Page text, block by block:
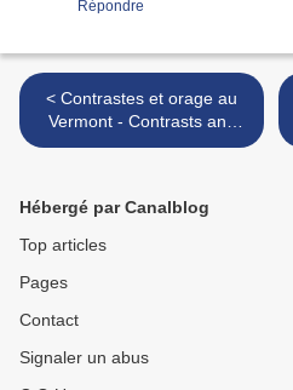
Répondre
< Contrastes et orage au
Vermont - Contrasts and
thunderstorms in Vermont
Hébergé par Canalblog
Top articles
Pages
Contact
Signaler un abus